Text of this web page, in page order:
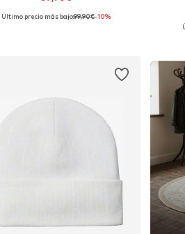
Tallas disponibles: One Size
Último precio más bajo:99,90€-10%